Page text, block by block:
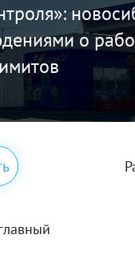
о